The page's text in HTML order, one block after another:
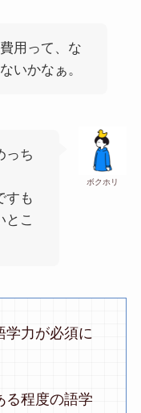
用って、な
いかなぁ。
ボクホリ
っち
すも
こ
学力が必須に
る程度の語学